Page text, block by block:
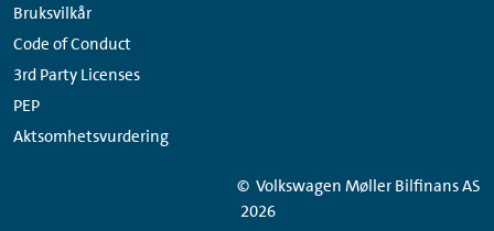
Bruksvilkår
Code of Conduct
3rd Party Licenses
PEP
Aktsomhetsvurdering
© Volkswagen Møller Bilfinans AS
2026